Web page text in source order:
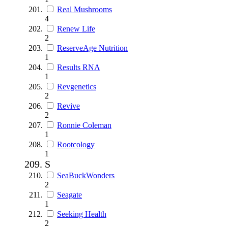
Real Mushrooms
4
Renew Life
2
ReserveAge Nutrition
1
Results RNA
1
Revgenetics
2
Revive
2
Ronnie Coleman
1
Rootcology
1
S
SeaBuckWonders
2
Seagate
1
Seeking Health
2